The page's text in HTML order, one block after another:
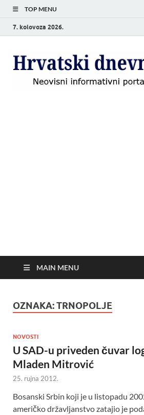
TOP MENU
7. kolovoza 2026.
MAIN MENU
OZNAKA:TRNOPOLJE
NOVOSTI
U SAD-u priveden čuvar
Mladen Mitrović
25. rujna 2012.
Bosanski Srbin koji je u listopadu
američko državljanstvo zatajio je